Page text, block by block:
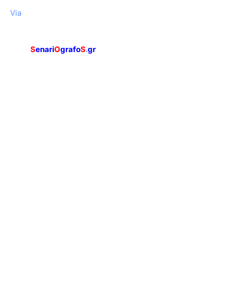
Via
SenariOgrafoS.gr